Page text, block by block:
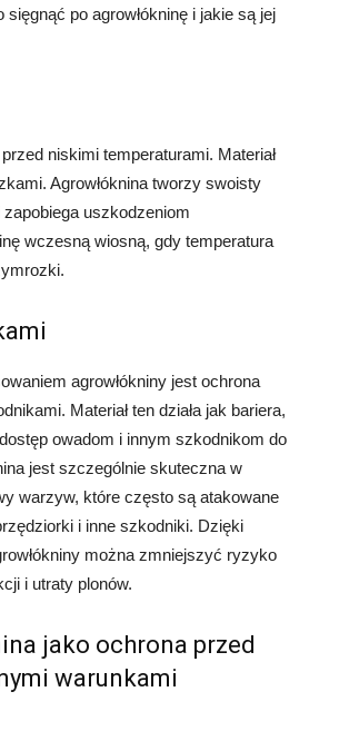
po agrowłókninę i jakie są jej
niskimi temperaturami. Materiał
Agrowłóknina tworzy swoisty
uszkodzeniom
wczesną wiosną, gdy temperatura
agrowłókniny jest ochrona
Materiał ten działa jak bariera,
owadom i innym szkodnikom do
jest szczególnie skuteczna w
warzyw, które często są atakowane
i inne szkodniki. Dzięki
można zmniejszyć ryzyko
i utraty plonów.
jako ochrona przed
warunkami